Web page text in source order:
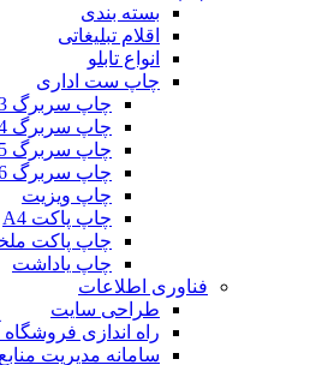
بسته بندی
اقلام تبلیغاتی
انواع تابلو
چاپ ست اداری
چاپ سربرگ A3
چاپ سربرگ A4
چاپ سربرگ A5
چاپ سربرگ A6
چاپ ویزیت
چاپ پاکت A4
چاپ پاکت ملخی
چاپ یاداشت
فناوری اطلاعات
طراحی سایت
راه اندازی فروشگاه آنلاین
سامانه مدیریت منابع انسانی